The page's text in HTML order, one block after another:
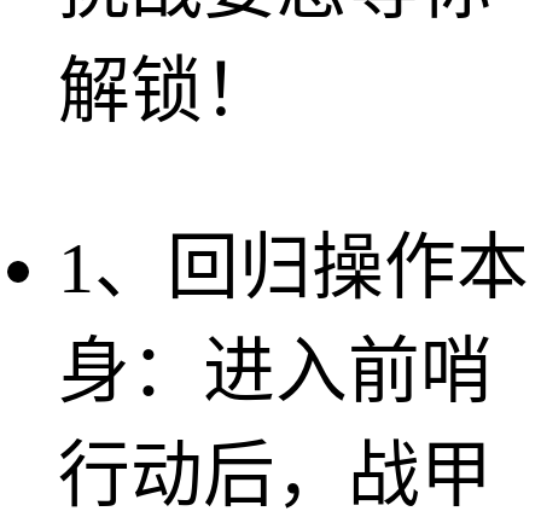
解锁！
1、回归操作本
身：进入前哨
行动后，战甲